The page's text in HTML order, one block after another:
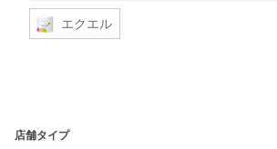
エクエル
店舗タイプ